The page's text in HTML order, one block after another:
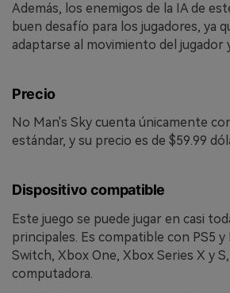
Además, los enemigos de la IA de
buen desafío para los jugadores, ya
adaptarse al movimiento del jugador
Precio
No Man's Sky cuenta únicamente
estándar, y su precio es de $59.99
Dispositivo compatible
Este juego se puede jugar en casi
principales. Es compatible con PS5
Switch, Xbox One, Xbox Series X y
computadora.